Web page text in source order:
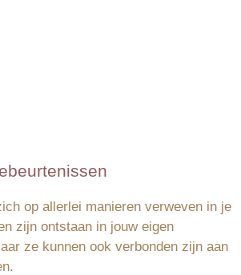
op allerlei manieren verweven in je
zijn ontstaan in jouw eigen
ze kunnen ook verbonden zijn aan